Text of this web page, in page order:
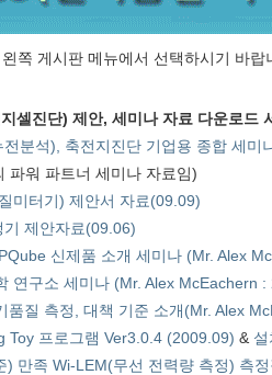
쪽 게시판 메뉴에서 선택하시기 바랍
셀진단) 제안, 세미나 자료 다운로드
분석), 축전지진단 기업용 종합 세미
파워 파트너 세미나 자료임)
미터기) 제안서 자료(09.09)
제안자료(09.06)
신제품 소개 세미나 (Mr. Alex
연구소 세미나 (Mr. Alex McEachern :
품질 측정, 대책 기준 소개(Mr. Alex
Toy 프로그램 Ver3.0.4 (2009.09) & 설
만족 Wi-LEM(무선 전력량 측정) 측